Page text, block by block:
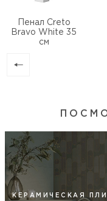
Пенал Creto
Bravo White 35
см
КЕРАМИЧЕСКАЯ